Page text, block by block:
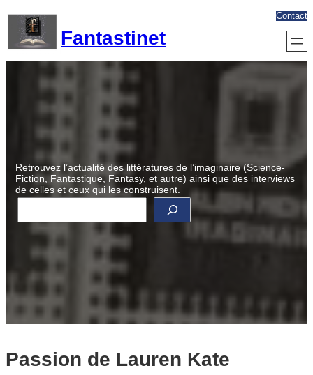
contenu
Fantastinet
Contact
Retrouvez l’actualité des littératures de l’imaginaire (Science-
Fiction, Fantastique, Fantasy, et autre) ainsi que des interviews
de celles et ceux qui les construisent.
R
c
Passion de Lauren Kate